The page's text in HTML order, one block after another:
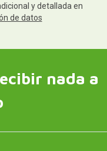
y detallada en
de datos
nada a